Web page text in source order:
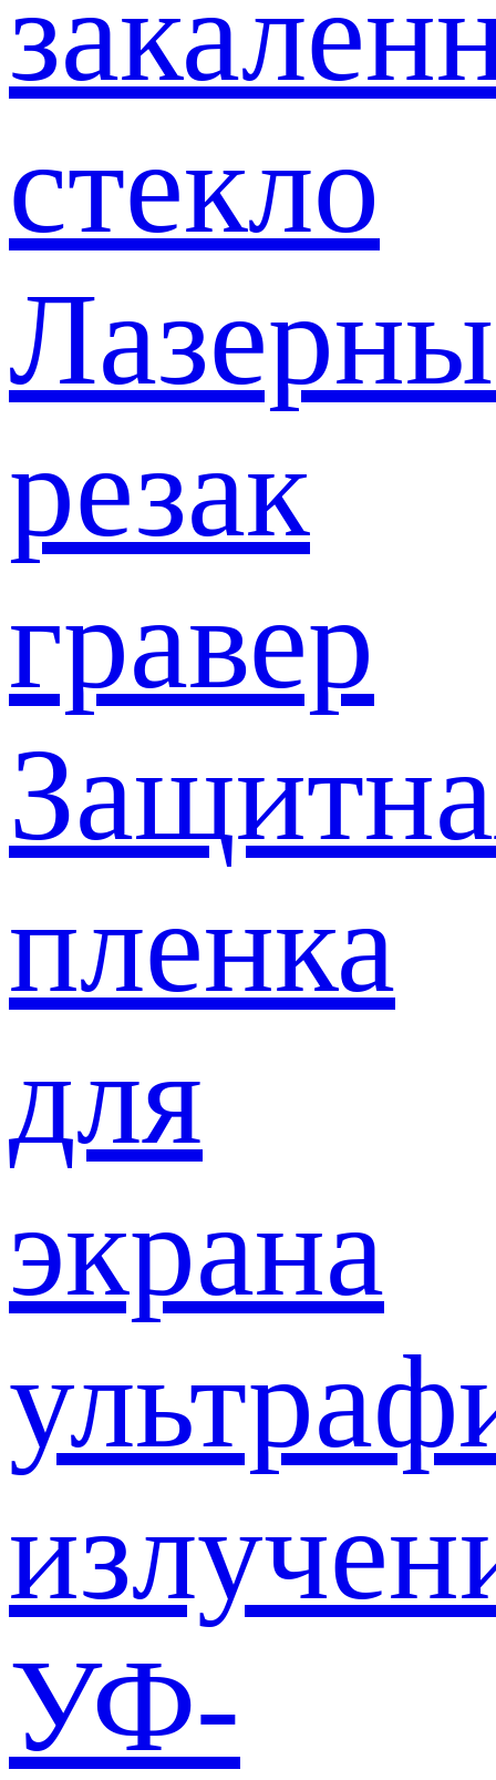
стекло
резак
гравер
пленка
для
экрана
УФ-